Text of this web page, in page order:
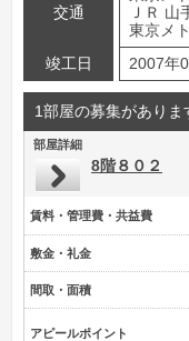
交通
ＪＲ 山
東京メ
竣工日
2007年
1部屋の募集がありま
部屋詳細
8階８０２
賃料・管理費・共益費
敷金・礼金
間取・面積
アピールポイント